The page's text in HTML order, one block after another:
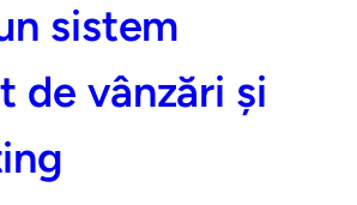
sistem
de vânzări și